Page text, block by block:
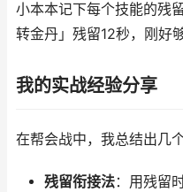
小本本记下每个技能的残
转金丹」残留12秒，刚好
我的实战经验分享
在帮会战中，我总结出几
残留衔接法：用残留